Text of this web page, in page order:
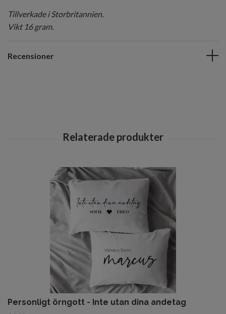
Tillverkade i Storbritannien.
Vikt 16 gram.
Recensioner
Personligt örngott - Inte utan dina andetag